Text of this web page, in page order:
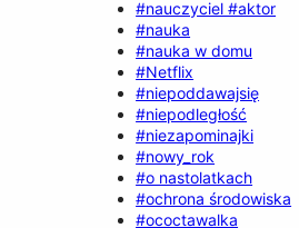
#nauczyciel #aktor
#nauka
#nauka w domu
#Netflix
#niepoddawajsię
#niepodległość
#niezapominajki
#nowy_rok
#o nastolatkach
#ochrona środowiska
#ococtawalka